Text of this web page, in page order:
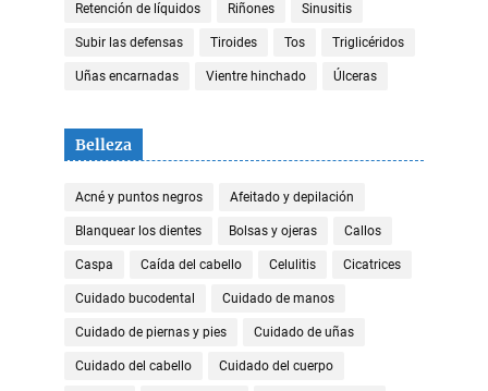
Retención de líquidos Riñones Sinusitis
Subir las defensas Tiroides Tos Triglicéridos
Uñas encarnadas Vientre hinchado Úlceras
Belleza
Acné y puntos negros Afeitado y depilación
Blanquear los dientes Bolsas y ojeras Callos
Caspa Caída del cabello Celulitis Cicatrices
Cuidado bucodental Cuidado de manos
Cuidado de piernas y pies Cuidado de uñas
Cuidado del cabello Cuidado del cuerpo